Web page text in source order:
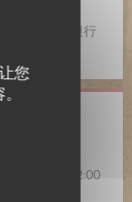
您
联系人, 银行
, 借记卡
19:00 - 22:00